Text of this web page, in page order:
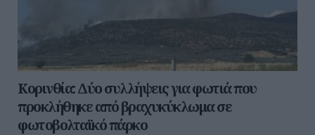
Κορινθία: Δύο συλλήψεις για φωτιά που
προκλήθηκε από βραχυκύκλωμα σε
φωτοβολταϊκό πάρκο